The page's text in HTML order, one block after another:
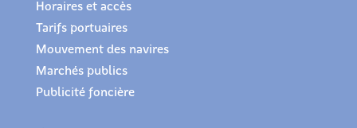
Horaires et accès
Tarifs portuaires
Mouvement des navires
Marchés publics
Publicité foncière